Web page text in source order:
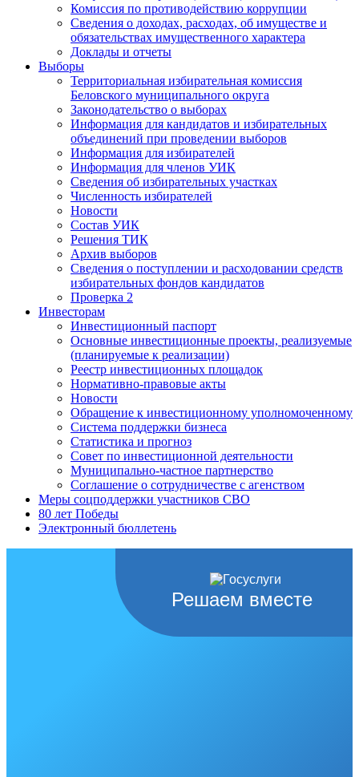
Комиссия по противодействию коррупции
Сведения о доходах, расходах, об имуществе и
обязательствах имущественного характера
Доклады и отчеты
Выборы
Территориальная избирательная комиссия
Беловского муниципального округа
Законодательство о выборах
Информация для кандидатов и избирательных
объединений при проведении выборов
Информация для избирателей
Информация для членов УИК
Сведения об избирательных участках
Численность избирателей
Новости
Состав УИК
Решения ТИК
Архив выборов
Сведения о поступлении и расходовании средств
избирательных фондов кандидатов
Проверка 2
Инвесторам
Инвестиционный паспорт
Основные инвестиционные проекты, реализуемые
(планируемые к реализации)
Реестр инвестиционных площадок
Нормативно-правовые акты
Новости
Обращение к инвестиционному уполномоченному
Система поддержки бизнеса
Статистика и прогноз
Совет по инвестиционной деятельности
Муниципально-частное партнерство
Соглашение о сотрудничестве с агенством
Меры соцподдержки участников СВО
80 лет Победы
Электронный бюллетень
Решаем вместе